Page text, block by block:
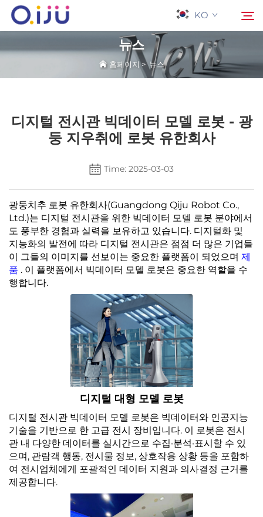
KO
사례
뉴스
서비스 지원
뉴스
홈페이지>뉴스
디지털 전시관 빅데이터 모델 로봇 - 광
둥 지우취에 로봇 유한회사
Time: 2025-03-03
광둥치추 로봇 유한회사(Guangdong Qiju Robot Co.,
Ltd.)는 디지털 전시관을 위한 빅데이터 모델 로봇 분야에서
도 풍부한 경험과 실력을 보유하고 있습니다. 디지털화 및
지능화의 발전에 따라 디지털 전시관은 점점 더 많은 기업들
이 그들의 이미지를 선보이는 중요한 플랫폼이 되었으며 제
품 . 이 플랫폼에서 빅데이터 모델 로봇은 중요한 역할을 수
행합니다.
디지털 대형 모델 로봇
디지털 전시관 빅데이터 모델 로봇은 빅데이터와 인공지능
기술을 기반으로 한 고급 전시 장비입니다. 이 로봇은 전시
관 내 다양한 데이터를 실시간으로 수집·분석·표시할 수 있
으며, 관람객 행동, 전시물 정보, 상호작용 상황 등을 포함하
여 전시업체에게 포괄적인 데이터 지원과 의사결정 근거를
제공합니다.